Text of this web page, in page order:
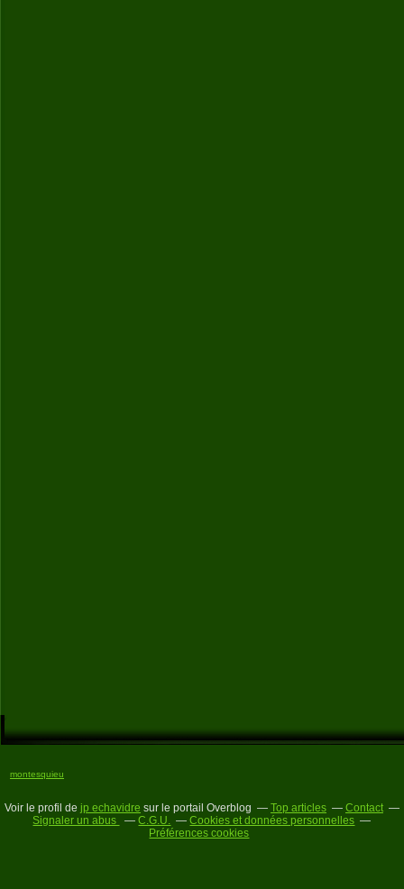
montesquieu
Voir le profil de jp echavidre sur le portail Overblog Top articles
Contact
Signaler un abus
C.G.U.
Cookies et données personnelles
Préférences cookies